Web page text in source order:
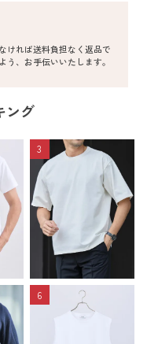
ければ送料負担なく返品で
、お手伝いいたします。
ング
3
6